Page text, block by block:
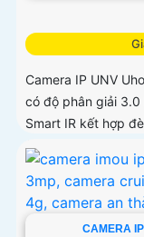
Camera IP UNV
có độ phân giải 3.0
Smart IR kết hợp
30m
CAMERA